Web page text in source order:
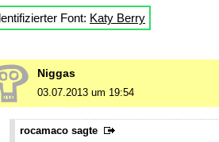
Font: Katy Berry
Niggas
03.07.2013 um 19:54
rocamaco sagte